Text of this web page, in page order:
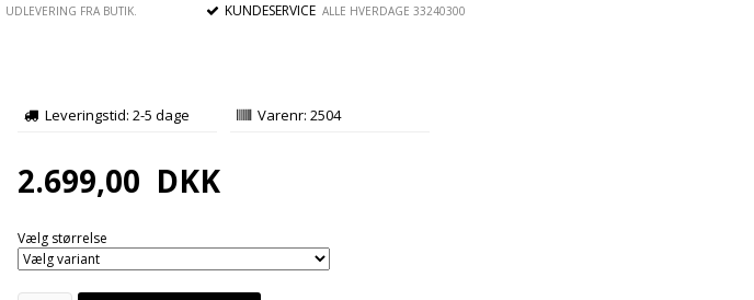
UDLEVERING FRA BUTIK. KUNDESERVICE ALLE HVERDAGE 33240300
Leveringstid: 2-5 dage Varenr: 2504
2.699,00 DKK
Vælg størrelse